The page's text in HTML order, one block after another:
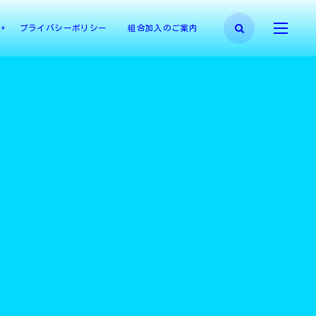
プライバシーポリシー 組合加入のご案内